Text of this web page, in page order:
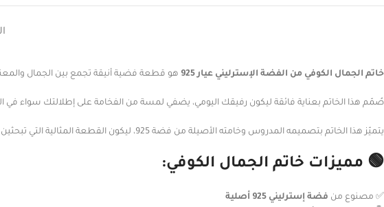
خاتم الجمال الكوفي من الفضة الإسترليني عيار 925 هو قطعة فضية أنيقة تجمع بين الجمال
صُمّم هذا الخاتم بعناية فائقة ليكون رفيقك اليومي، يضفي لمسة من الفخامة على إطلالتك سواء في
يتميّز هذا الخاتم بتصميمه المدروس وخامته الأصيلة من فضة 925، ليكون القطعة المثالية التي تبحثين عنها سواء كانت لنفسك أو كهدية فضة فاخرة لمن تحبين.
🟢 مميزات خاتم الجمال الكوفي:
✅ مصنوع من فضة إسترليني 925 أصلية